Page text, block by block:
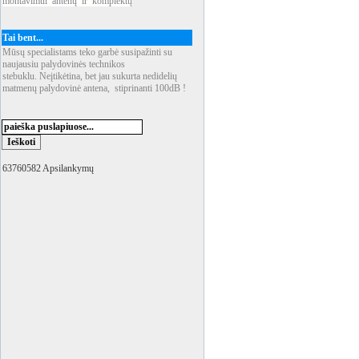
Tai bent...
Mūsų specialistams teko garbė susipažinti su
naujausiu palydovinės technikos
stebuklu. Neįtikėtina, bet jau sukurta nedidelių
matmenų palydovinė antena, stiprinanti 100dB !
63760582 Apsilankymų